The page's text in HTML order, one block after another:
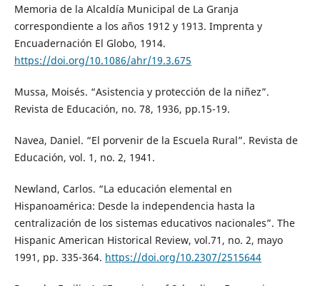
Memoria de la Alcaldía Municipal de La Granja
correspondiente a los años 1912 y 1913. Imprenta y
Encuadernación El Globo, 1914.
https://doi.org/10.1086/ahr/19.3.675
Mussa, Moisés. “Asistencia y protección de la niñez”.
Revista de Educación, no. 78, 1936, pp.15-19.
Navea, Daniel. “El porvenir de la Escuela Rural”. Revista de
Educación, vol. 1, no. 2, 1941.
Newland, Carlos. “La educación elemental en
Hispanoamérica: Desde la independencia hasta la
centralización de los sistemas educativos nacionales”. The
Hispanic American Historical Review, vol.71, no. 2, mayo
1991, pp. 335-364. https://doi.org/10.2307/2515644